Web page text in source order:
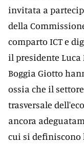
invitata a
della
comparto ICT e
il presidente
Boggia Giotto
ossia che il
trasversale
ancora
cui si definiscono